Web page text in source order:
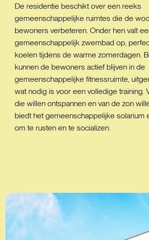
De residentie beschikt over een reeks
gemeenschappelijke ruimtes die de
bewoners verbeteren. Onder hen valt
gemeenschappelijk zwembad op,
koelen tijdens de warme zomerdagen.
kunnen de bewoners actief blijven in de
gemeenschappelijke fitnessruimte,
wat nodig is voor een volledige training.
die willen ontspannen en van de zon
biedt het gemeenschappelijke solarium
om te rusten en te socializen.